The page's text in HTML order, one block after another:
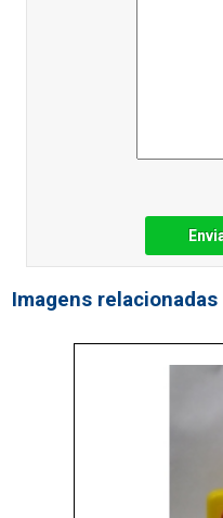
Imagens relacionadas